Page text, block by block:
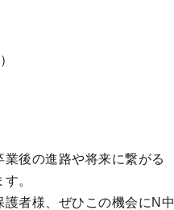
後の進路や将来に繋がる
。
者様、ぜひこの機会にN中